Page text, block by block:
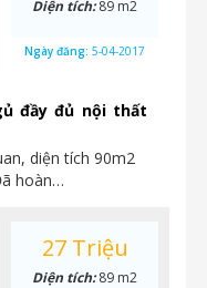
đầy đủ nội thất
diện tích 90m2
hoàn…
Diện tích:89 m2
Ngày đăng: 5-04-2017
27 Triệu
Diện tích:89 m2